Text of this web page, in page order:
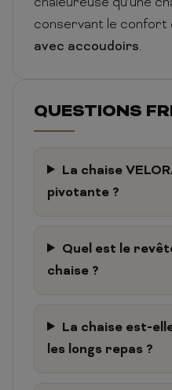
conservant le confort
avec accoudoirs.
QUESTIONS
La chaise
pivotante ?
Quel est le
chaise ?
La chaise est-
les longs repas ?